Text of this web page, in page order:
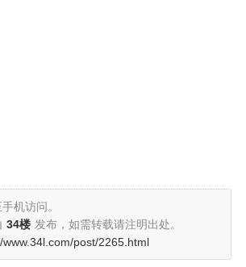
机访问。
34楼 发布，如需转载请注明出处。
www.34l.com/post/2265.html